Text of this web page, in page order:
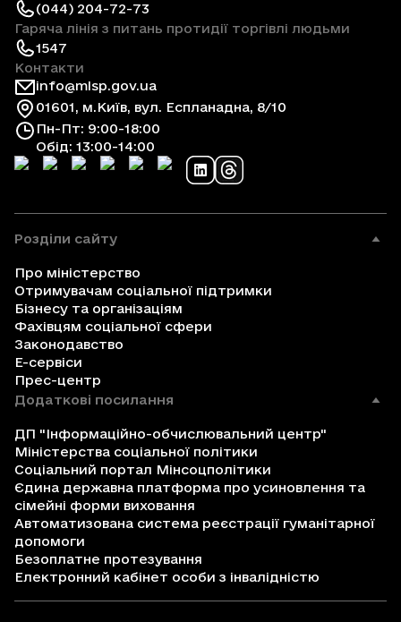
(044) 204-72-73
Гаряча лінія з питань протидії торгівлі людьми
1547
Контакти
info@mlsp.gov.ua
01601, м.Київ, вул. Еспланадна, 8/10
Пн-Пт: 9:00-18:00
Обід: 13:00-14:00
Розділи сайту
Про міністерство
Отримувачам соціальної підтримки
Бізнесу та організаціям
Фахівцям соціальної сфери
Законодавство
Е-сервіси
Прес-центр
Додаткові посилання
ДП "Інформаційно-обчислювальний центр"
Міністерства соціальної політики
Соціальний портал Мінсоцполітики
Єдина державна платформа про усиновлення та
сімейні форми виховання
Автоматизована система реєстрації гуманітарної
допомоги
Безоплатне протезування
Електронний кабінет особи з інвалідністю